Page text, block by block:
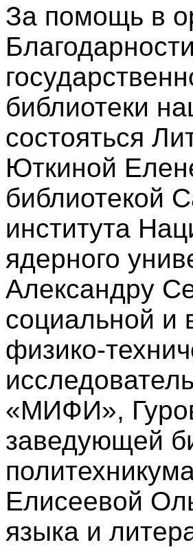
За помощь в
библиотеки
состояться
Юткиной
библиотекой
института
ядерного
Александру
социальной и
физико-
«МИФИ»,
заведующей
Елисеевой
языка и